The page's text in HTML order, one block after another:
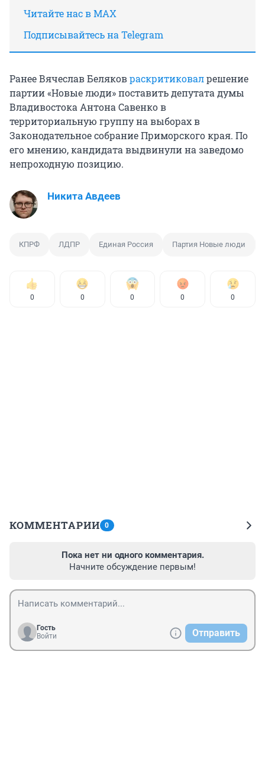
Читайте нас в MAX
Подписывайтесь на Telegram
Ранее Вячеслав Беляковраскритиковалрешение
партии «Новые люди» поставить депутата думы
Владивостока Антона Савенко в
территориальную группу на выборах в
Законодательное собрание Приморского края. По
его мнению, кандидата выдвинули на заведомо
непроходную позицию.
Никита Авдеев
КПРФ ЛДПР Единая Россия Партия Новые люди
0 0 0 0 0
КОММЕНТАРИИ 0
Пока нет ни одного комментария.
Начните обсуждение первым!
Гость
Войти
Отправить